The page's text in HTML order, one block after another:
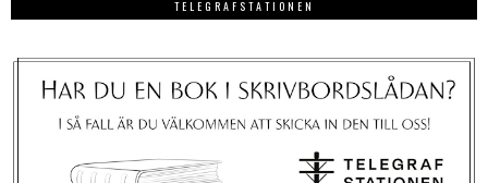
TELEGRAFSTATIONEN